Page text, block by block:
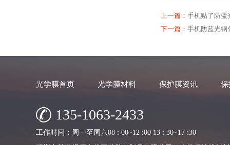
上一篇： 手机贴了防蓝
下一篇： 手机防蓝光钢
光学膜首页 光学膜材料 保护膜资讯 保
135-1063-2433
工作时间：周一至周六08 : 00~12 :00 13 : 30~17 :30